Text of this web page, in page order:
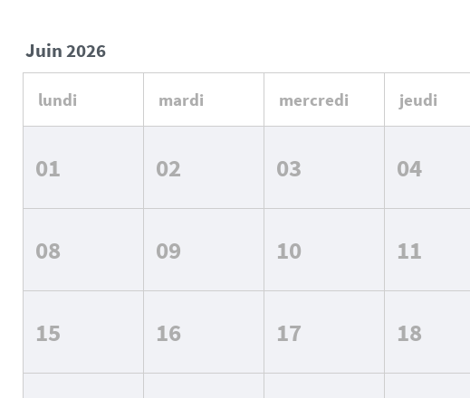
juin 2026
lundi mardi mercredi jeudi
01 02 03 04
08 09 10 11
15 16 17 18